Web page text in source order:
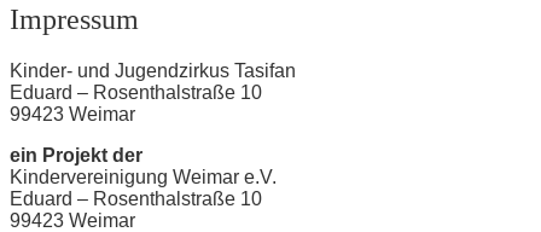
Impressum
Kinder- und Jugendzirkus Tasifan
Eduard – Rosenthalstraße 10
99423 Weimar
ein Projekt der
Kindervereinigung Weimar e.V.
Eduard – Rosenthalstraße 10
99423 Weimar